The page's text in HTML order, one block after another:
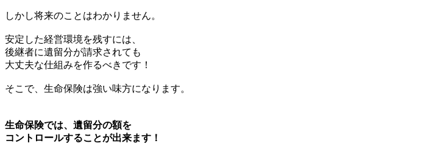
しかし将来のことはわかりません。
安定した経営環境を残すには、
後継者に遺留分が請求されても
大丈夫な仕組みを作るべきです！
そこで、生命保険は強い味方になります。
生命保険では、遺留分の額を
コントロールすることが出来ます！